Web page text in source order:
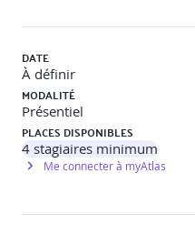
DATE
À définir
MODALITÉ
Présentiel
PLACES DISPONIBLES
4 stagiaires minimum
Me connecter à myAtlas